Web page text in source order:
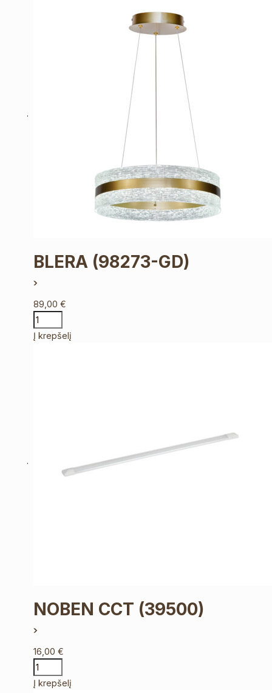
BLERA (98273-GD)
89,00€
Į krepšelį
NOBEN CCT (39500)
16,00€
Į krepšelį